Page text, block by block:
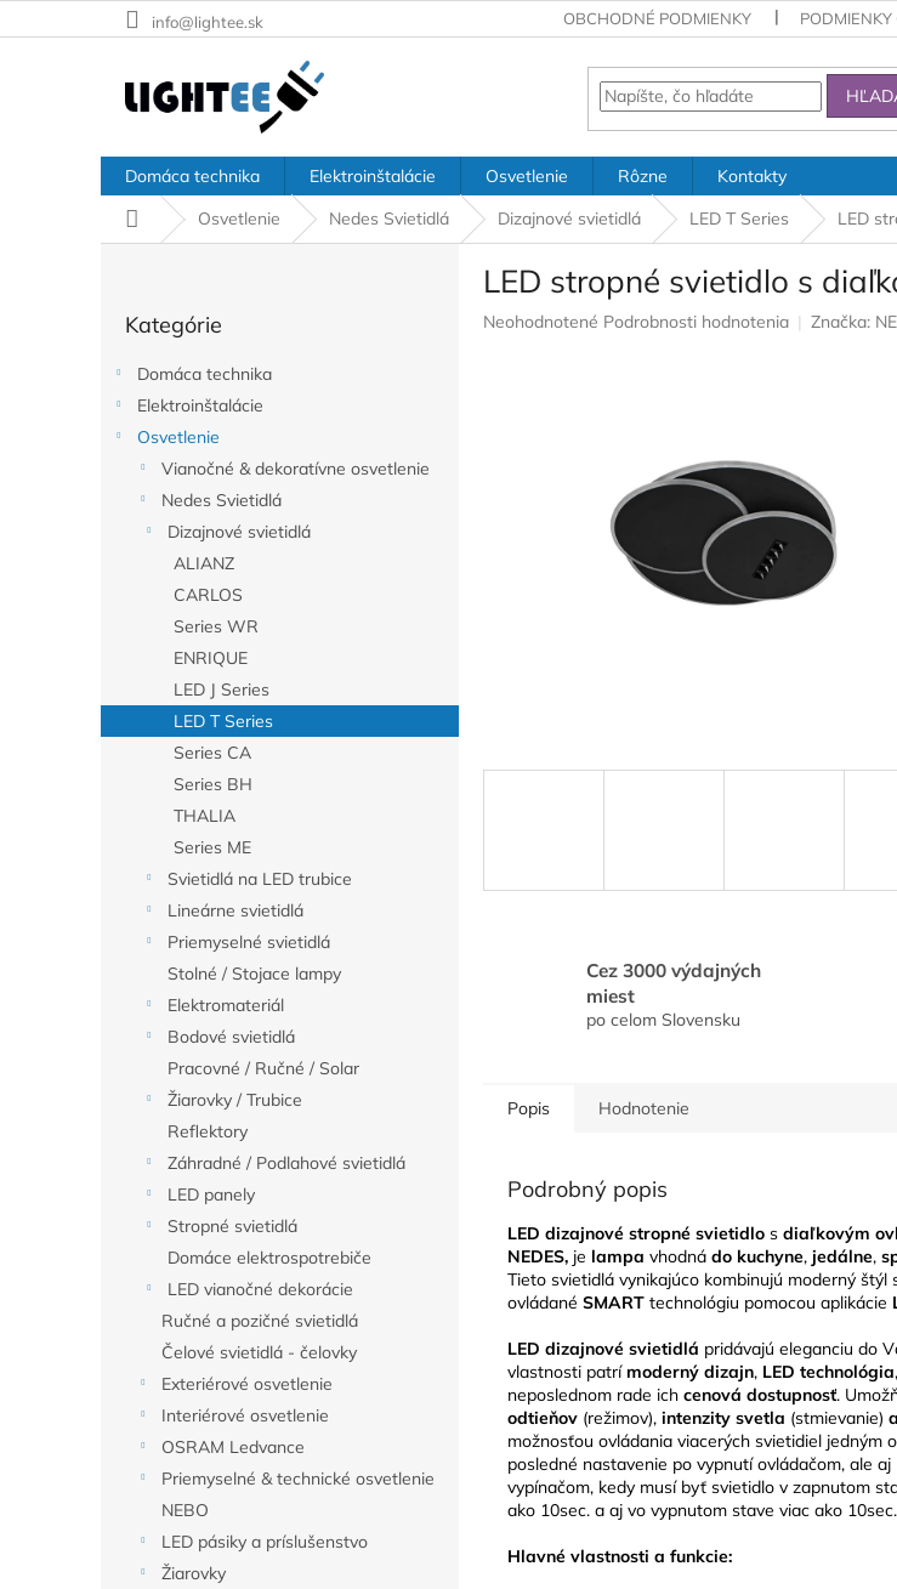
na
info@lightee.sk OBCHODNÉ PODMIENKY PODMIENKY
Domáca technika Elektroinštalácie Osvetlenie Rôzne
Kontakty
DomovOsvetlenie Nedes Svietidlá Dizajnové svietidlá LED T Series LED
kategórie
Kategórie
Domáca technika
Elektroinštalácie
Osvetlenie
Vianočné & dekoratívne osvetlenie
Nedes Svietidlá
Dizajnové svietidlá
ALIANZ
CARLOS
Series WR
ENRIQUE
LED J Series
LED T Series
Series CA
Series BH
THALIA
Series ME
Svietidlá na LED trubice
Lineárne svietidlá
Priemyselné svietidlá
Stolné / Stojace lampy
Elektromateriál
Bodové svietidlá
Pracovné / Ručné / Solar
Žiarovky / Trubice
Reflektory
Záhradné / Podlahové svietidlá
LED panely
Stropné svietidlá
Domáce elektrospotrebiče
LED vianočné dekorácie
Ručné a pozičné svietidlá
Čelové svietidlá - čelovky
Exteriérové osvetlenie
Interiérové osvetlenie
OSRAM Ledvance
Priemyselné & technické osvetlenie
NEBO
LED pásiky a príslušenstvo
Žiarovky
LED stropné svietidlo s
Priemerné
Neohodnotené Podrobnosti hodnotenia Značka:
Cez 3000 výdajných
miest
po celom Slovensku
Popis Hodnotenie
Podrobný popis
LED dizajnové stropné svietidlo s diaľkovým
NEDES, je lampa vhodná do kuchyne, jedálne,
Tieto svietidlá vynikajúco kombinujú moderný štýl
ovládané SMART technológiu pomocou aplikácie
LED dizajnové svietidlá pridávajú eleganciu do
vlastnosti patrímoderný dizajn, LED technológia,
neposlednom rade ich cenová dostupnosť.
odtieňov (režimov), intenzity svetla (stmievanie)
možnosťou ovládania viacerých svietidiel jedným
posledné nastavenie po vypnutí ovládačom, ale
vypínačom, kedy musí byť svietidlo v zapnutom
ako 10sec. a aj vo vypnutom stave viac ako 10sec.
Hlavné vlastnosti a funkcie: